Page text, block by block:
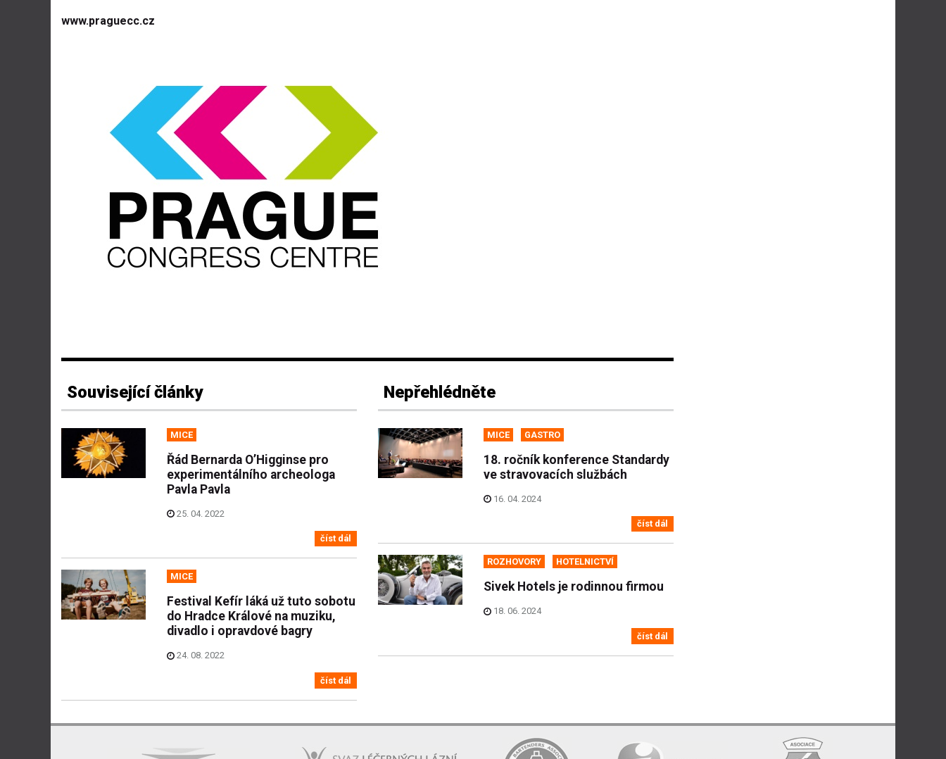
www.praguecc.cz
Související články
MICE
Řád Bernarda O’Higginse pro
experimentálního archeologa
Pavla Pavla
25. 04. 2022
číst dál
MICE
Festival Kefír láká už tuto sobotu
do Hradce Králové na muziku,
divadlo i opravdové bagry
24. 08. 2022
číst dál
Nepřehlédněte
MICE GASTRO
18. ročník konference Standardy
ve stravovacích službách
16. 04. 2024
číst dál
ROZHOVORY HOTELNICTVÍ
Sivek Hotels je rodinnou firmou
18. 06. 2024
číst dál